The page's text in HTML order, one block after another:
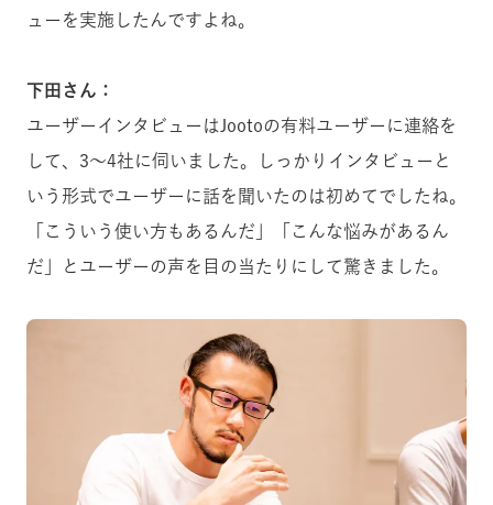
ューを実施したんですよね。
下田さん：
ユーザーインタビューはJootoの有料ユーザーに連絡を
して、3〜4社に伺いました。しっかりインタビューと
いう形式でユーザーに話を聞いたのは初めてでしたね。
「こういう使い方もあるんだ」「こんな悩みがあるん
だ」とユーザーの声を目の当たりにして驚きました。